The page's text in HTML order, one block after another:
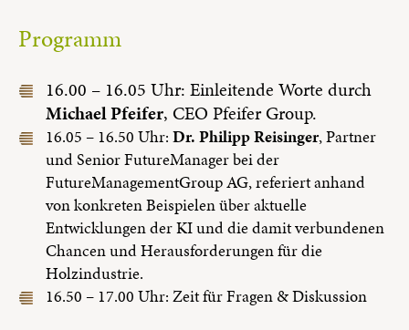
Programm
16.00 – 16.05 Uhr: Einleitende Worte durch
Michael Pfeifer, CEO Pfeifer Group.
16.05 – 16.50 Uhr:Dr. Philipp Reisinger, Partner
und Senior FutureManager bei der
FutureManagementGroup AG, referiert anhand
von konkreten Beispielen über aktuelle
Entwicklungen der KI und die damit verbundenen
Chancen und Herausforderungen für die
Holzindustrie.
16.50 – 17.00 Uhr: Zeit für Fragen & Diskussion